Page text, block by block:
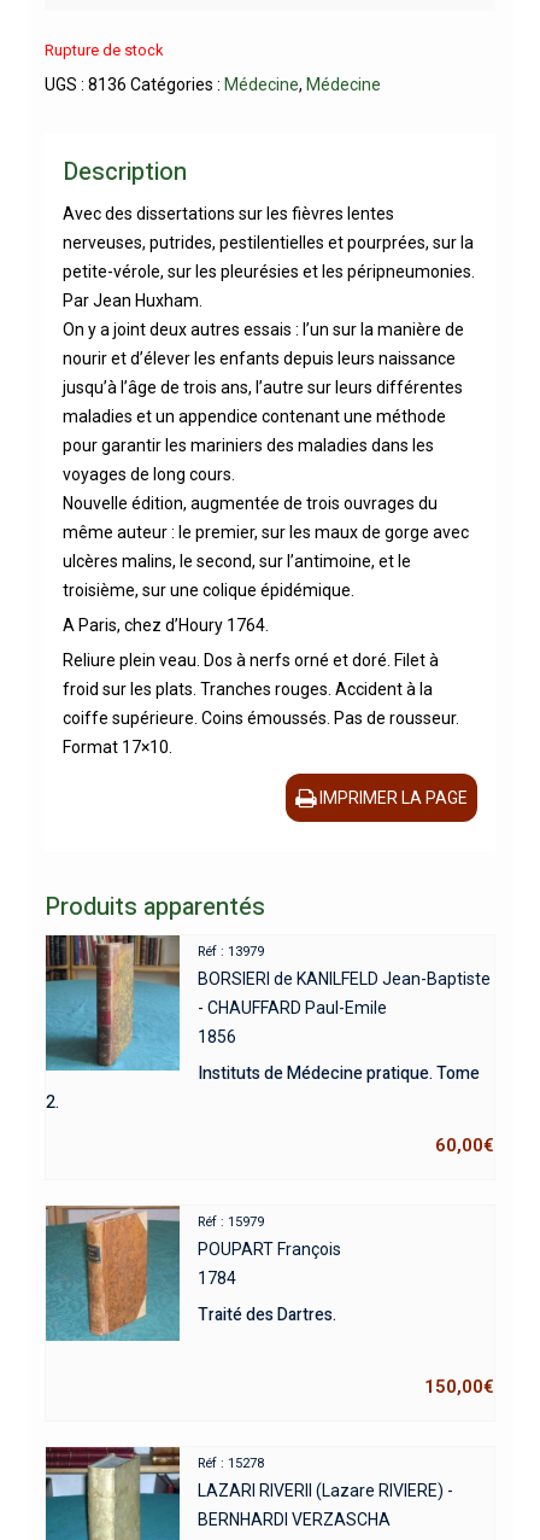
Rupture de stock
UGS : 8136 Catégories : Médecine, Médecine
Description
Avec des dissertations sur les fièvres lentes
nerveuses, putrides, pestilentielles et pourprées, sur la
petite-vérole, sur les pleurésies et les péripneumonies.
Par Jean Huxham.
On y a joint deux autres essais : l’un sur la manière de
nourir et d’élever les enfants depuis leurs naissance
jusqu’à l’âge de trois ans, l’autre sur leurs différentes
maladies et un appendice contenant une méthode
pour garantir les mariniers des maladies dans les
voyages de long cours.
Nouvelle édition, augmentée de trois ouvrages du
même auteur : le premier, sur les maux de gorge avec
ulcères malins, le second, sur l’antimoine, et le
troisième, sur une colique épidémique.
A Paris, chez d’Houry 1764.
Reliure plein veau. Dos à nerfs orné et doré. Filet à
froid sur les plats. Tranches rouges. Accident à la
coiffe supérieure. Coins émoussés. Pas de rousseur.
Format 17×10.
IMPRIMER LA PAGE
Produits apparentés
Réf : 13979
BORSIERI de KANILFELD Jean-Baptiste
- CHAUFFARD Paul-Emile
1856
Instituts de Médecine pratique. Tome
2.
60,00€
Réf : 15979
POUPART François
1784
Traité des Dartres.
150,00€
Réf : 15278
LAZARI RIVERII (Lazare RIVIERE) -
BERNHARDI VERZASCHA